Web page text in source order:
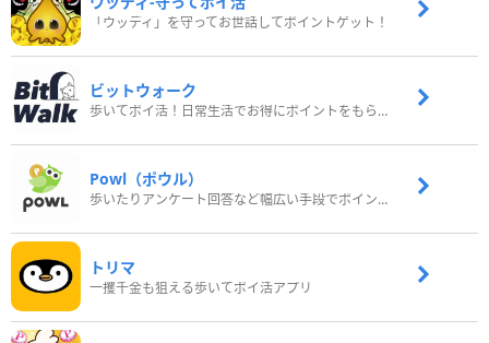
「ウッディ」を守ってお世話してポイントゲット！
ビットウォーク
歩いてポイ活！日常生活でお得にポイントをもらおう
Powl（ポウル）
歩いたりアンケート回答など幅広い手段でポイントをゲット
トリマ
一攫千金も狙える歩いてポイ活アプリ